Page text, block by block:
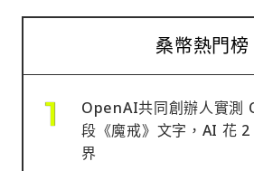
桑幣熱門榜
OpenAI共同創辦人實測
段《魔戒》文字，AI 花
界